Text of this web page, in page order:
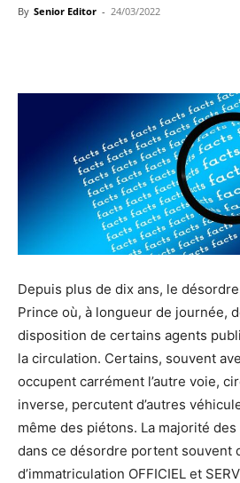
By Senior Editor - 24/03/2022
Depuis plus de dix ans, le
Prince où, à longueur de journée,
disposition de certains agents
la circulation. Certains, souvent
occupent carrément l’autre voie,
inverse, percutent d’autres
même des piétons. La majorité
dans ce désordre portent souvent
d’immatriculation OFFICIEL et